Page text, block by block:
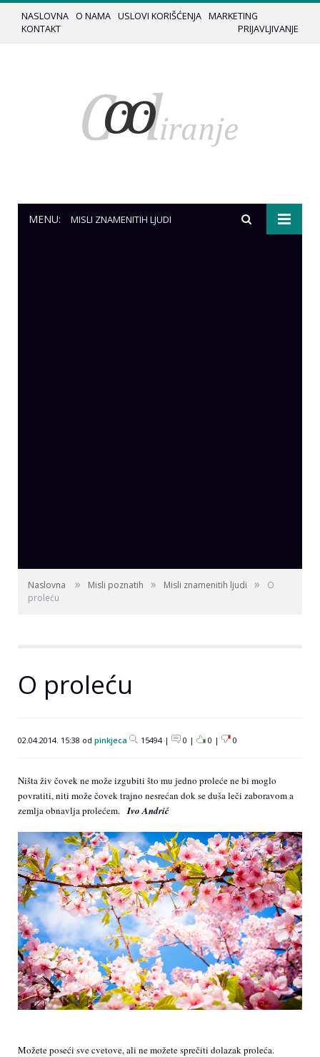
NASLOVNA O NAMA USLOVI KORIŠĆENJA MARKETING
KONTAKT
PRIJAVLJIVANJE
MENU: MISLI ZNAMENITIH LJUDI
Naslovna » Misli poznatih » Misli znamenitih ljudi »
O
proleću
O proleću
02.04.2014. 15:38 od pinkjeca 15494 | 0 | 0 | 0
Ništa živ čovek ne može izgubiti što mu jedno proleće ne bi moglo
povratiti, niti može čovek trajno nesrećan dok se duša leči zaboravom a
zemlja obnavlja prolećem.Ivo Andrić
Možete poseći sve cvetove, ali ne možete sprečiti dolazak proleća.